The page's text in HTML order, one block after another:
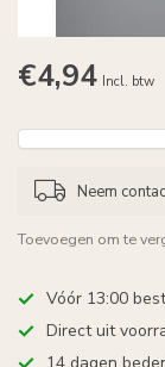
€4,94 Incl. btw
Neem
Toevoegen om te
Vóór 13:00
Direct uit